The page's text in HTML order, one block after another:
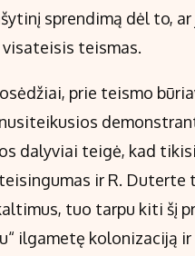
sprendimą dėl to,
teismas.
prie teismo
dalyviai teigė, kad
ir R. Duterte
tuo tarpu kiti šį
ilgametę kolonizaciją